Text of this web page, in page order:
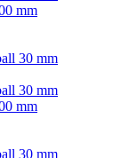
mm
30 mm
30 mm
mm
30 mm